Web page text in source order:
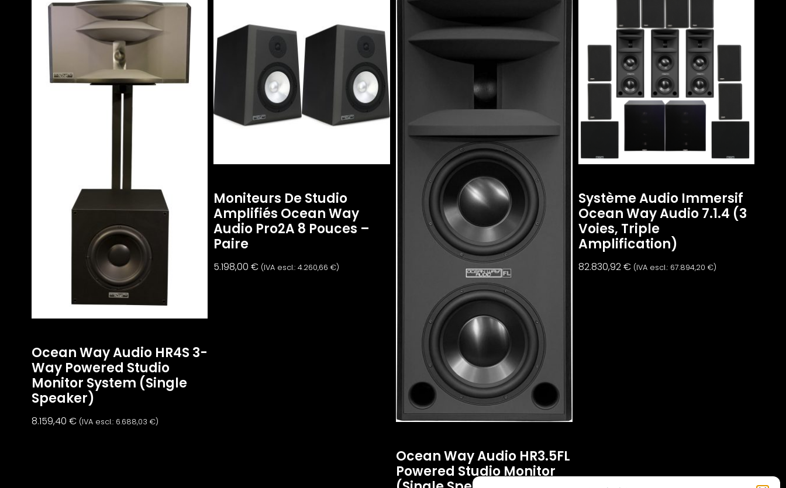
Ocean Way Audio HR4S 3-
Way Powered Studio
Monitor System (Single
Speaker)
8.159,40 € (IVA escl.: 6.688,03 €)
Moniteurs De Studio
Amplifiés Ocean Way
Audio Pro2A 8 Pouces –
Paire
5.198,00€ (IVA escl.:4.260,66€)
Ocean Way Audio HR3.5FL
Powered Studio Monitor
Système Audio Immersif
Ocean Way Audio 7.1.4 (3
Voies, Triple
Amplification)
82.830,92€ (IVA escl.: 67.894,20 €)